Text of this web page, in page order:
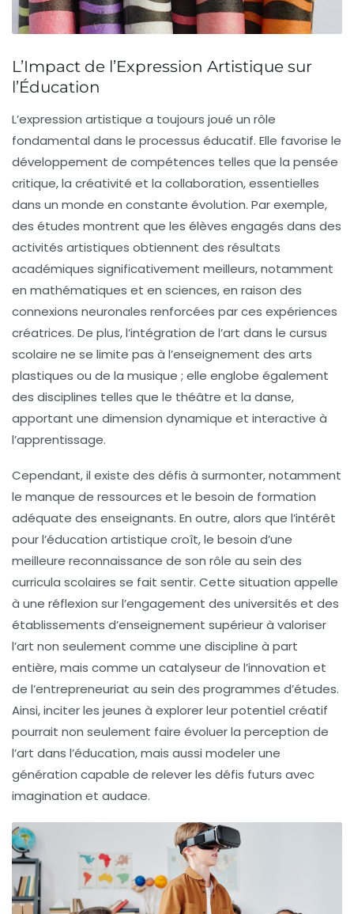
L’Impact de l’Expression Artistique sur
l’Éducation
L’expression artistique a toujours joué un rôle
fondamental dans le processus éducatif. Elle favorise le
développement de compétences telles que la pensée
critique, la créativité et la collaboration, essentielles
dans un monde en constante évolution. Par exemple,
des études montrent que les élèves engagés dans des
activités artistiques obtiennent des résultats
académiques significativement meilleurs, notamment
en mathématiques et en sciences, en raison des
connexions neuronales renforcées par ces expériences
créatrices. De plus, l’intégration de l’art dans le cursus
scolaire ne se limite pas à l’enseignement des arts
plastiques ou de la musique ; elle englobe également
des disciplines telles que le théâtre et la danse,
apportant une dimension dynamique et interactive à
l’apprentissage.
Cependant, il existe des défis à surmonter, notamment
le manque de ressources et le besoin de formation
adéquate des enseignants. En outre, alors que l’intérêt
pour l’éducation artistique croît, le besoin d’une
meilleure reconnaissance de son rôle au sein des
curricula scolaires se fait sentir. Cette situation appelle
à une réflexion sur l’engagement des universités et des
établissements d’enseignement supérieur à valoriser
l’art non seulement comme une discipline à part
entière, mais comme un catalyseur de l’innovation et
de l’entrepreneuriat au sein des programmes d’études.
Ainsi, inciter les jeunes à explorer leur potentiel créatif
pourrait non seulement faire évoluer la perception de
l’art dans l’éducation, mais aussi modeler une
génération capable de relever les défis futurs avec
imagination et audace.